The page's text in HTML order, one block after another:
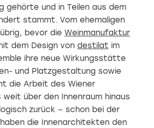
gehörte und in Teilen aus dem
stammt. Vom ehemaligen
bevor die Weinmanufaktur
dem Design von destilat im
ihre neue Wirkungsstätte
und Platzgestaltung sowie
die Arbeit des Wiener
über den Innenraum hinaus
zurück – schon bei der
haben die Innenarchitekten den